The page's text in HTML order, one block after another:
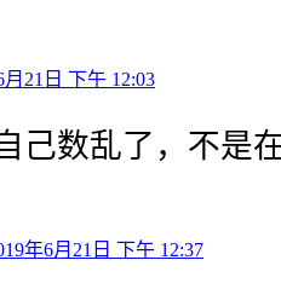
月21日 下午 12:03
己数乱了，不是
年6月21日 下午 12:37